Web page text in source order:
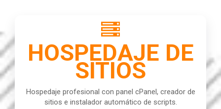

HOSPEDAJE DE
SITIOS
Hospedaje profesional con panel cPanel, creador de
sitios e instalador automático de scripts.